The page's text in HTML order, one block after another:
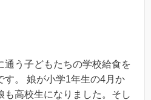
通う子どもたちの学校給食を
す。 娘が小学1年生の4月か
も高校生になりました。そし